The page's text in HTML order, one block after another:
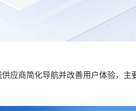
应商简化导航并改善用户体验，主